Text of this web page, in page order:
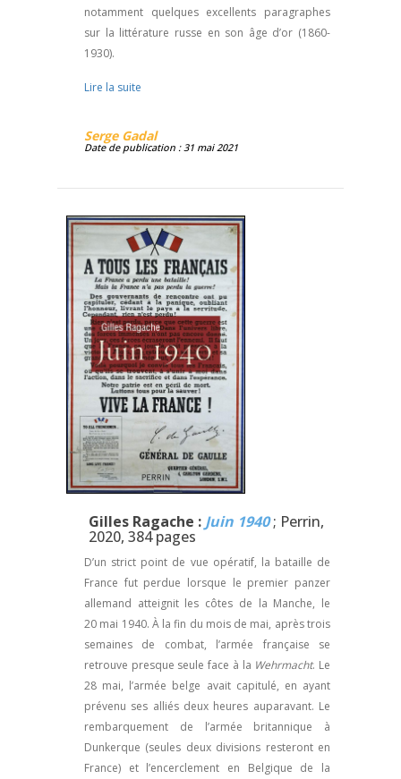
notamment quelques excellents paragraphes
sur la littérature russe en son âge d’or (1860-
1930).
Lire la suite
Serge Gadal
Date de publication : 31 mai 2021
Gilles Ragache : Juin 1940 ; Perrin,
2020, 384 pages
D’un strict point de vue opératif, la bataille de
France fut perdue lorsque le premier panzer
allemand atteignit les côtes de la Manche, le
20 mai 1940. À la fin du mois de mai, après trois
semaines de combat, l’armée française se
retrouve presque seule face à la Wehrmacht. Le
28 mai, l’armée belge avait capitulé, en ayant
prévenu ses alliés deux heures auparavant. Le
rembarquement de l’armée britannique à
Dunkerque (seules deux divisions resteront en
France) et l’encerclement en Belgique de la